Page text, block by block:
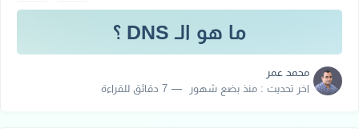
ما هو الـ DNS ؟
محمد عمر
اخر تحديث : منذ بضع شهور 7 دقائق للقراءة